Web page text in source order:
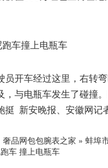
车撞上电瓶车
员开车经过这里，右转
，与电瓶车发生了碰撞
挺 新安晚报、安徽网记
奢品网包包腕表之家 » 蚌埠
车 撞上电瓶车